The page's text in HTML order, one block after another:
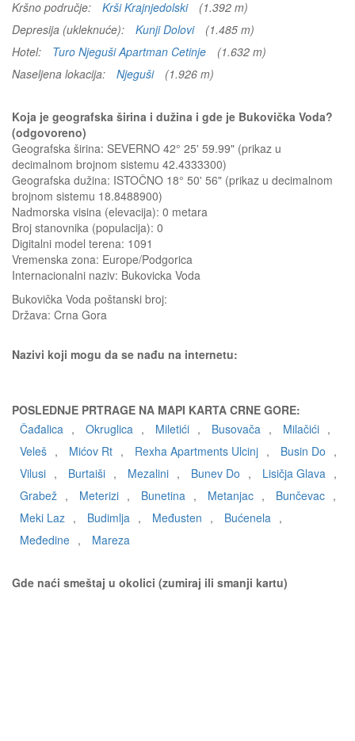
Kršno područje:
Krši Krajnjedolski
(1.392 m)
Depresija (ukleknuće):
Kunji Dolovi
(1.485 m)
Hotel:
Turo Njeguši Apartman Cetinje
(1.632 m)
Naseljena lokacija:
Njeguši (1.926 m)
Koja je geografska širina i dužina i gde je Bukovička Voda?
(odgovoreno)
Geografska širina: SEVERNO 42° 25' 59.99" (prikaz u
decimalnom brojnom sistemu 42.4333300)
Geografska dužina: ISTOČNO 18° 50' 56" (prikaz u decimalnom
brojnom sistemu 18.8488900)
Nadmorska visina (elevacija): 0 metara
Broj stanovnika (populacija): 0
Digitalni model terena: 1091
Vremenska zona: Europe/Podgorica
Internacionalni naziv: Bukovicka Voda
Bukovička Voda poštanski broj:
Država: Crna Gora
Nazivi koji mogu da se nađu na internetu:
POSLEDNJE PRTRAGE NA MAPI KARTA CRNE GORE:
Čađalica , Okruglica , Miletići , Busovača , Milačići ,
Veleš , Mićov Rt , Rexha Apartments Ulcinj , Busin Do ,
Vilusi , Burtaiši , Mezalini , Bunev Do , Lisičja Glava ,
Grabež , Meterizi , Bunetina , Metanjac , Bunčevac ,
Meki Laz , Budimlja , Međusten , Bućenela ,
Međedine , Mareza
Gde naći smeštaj u okolici (zumiraj ili smanji kartu)